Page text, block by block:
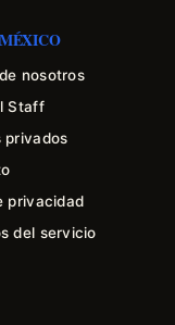
nosotros
Staff
privados
privacidad
del servicio